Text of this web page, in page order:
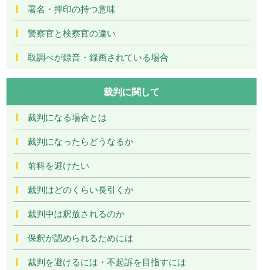
署名・押印の持つ意味
警察官と検察官の違い
取調べが録音・録画されている場合
裁判に関して
裁判になる場合とは
裁判になったらどうなるか
前科を避けたい
裁判はどのくらい長引くか
裁判中は釈放されるのか
保釈が認められるためには
裁判を避けるには・不起訴を目指すには